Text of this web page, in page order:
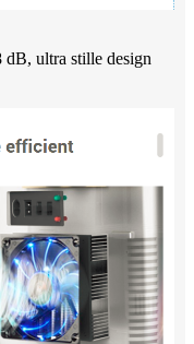
dB, ultra stille design